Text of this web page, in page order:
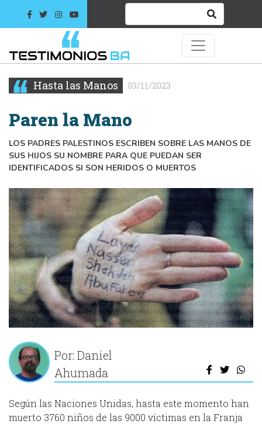
Hasta las Manos 03/11/2023
Paren la Mano
LOS PADRES PALESTINOS ESCRIBEN SOBRE LAS MANOS DE
SUS HIJOS SU NOMBRE PARA QUE PUEDAN SER
IDENTIFICADOS SI SON HERIDOS O MUERTOS
Por: Daniel
Ahumada
Según las Naciones Unidas, hasta este momento han
muerto 3760 niños de las 9000 víctimas en la Franja